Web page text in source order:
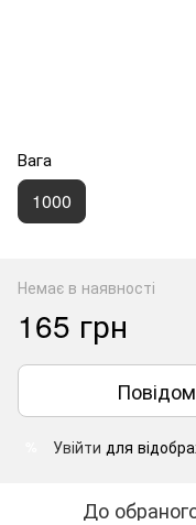
Вага
1000
Немає в наявності
165 грн
Увійти для
До